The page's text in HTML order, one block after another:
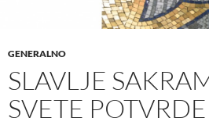
GENERALNO
SLAVLJE
SVETE POTVRDE